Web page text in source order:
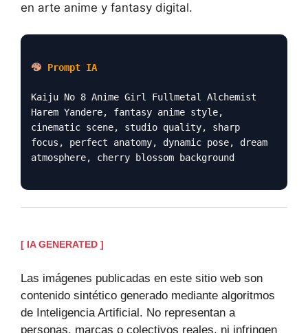
en arte anime y fantasy digital.
Prompt IA
Kaiju No 8 Anime Girl Fullmetal Alchemist
Harem Yandere, fantasy anime style,
cinematic scene, studio quality, sharp
focus, perfect anatomy, dynamic pose, dream
atmosphere, cherry blossom background
[ IA GENERATED ]
Las imágenes publicadas en este sitio web son
contenido sintético generado mediante algoritmos
de Inteligencia Artificial. No representan a
personas, marcas o colectivos reales, ni infringen